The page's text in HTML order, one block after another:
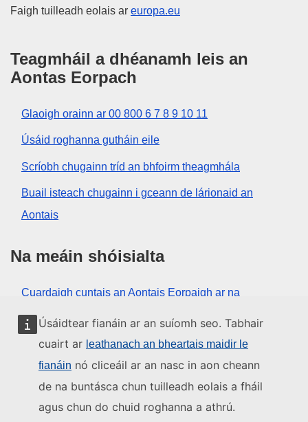
Úsáidtear fianáin ar an suíomh seo. Tabhair
cuairt ar leathanach an bheartais maidir le
fianáin nó cliceáil ar an nasc in aon cheann
de na buntásca chun tuilleadh eolais a fháil
agus chun do chuid roghanna a athrú.
Faigh tuilleadh eolais ar europa.eu
Teagmháil a dhéanamh leis an
Aontas Eorpach
Glaoigh orainn ar 00 800 6 7 8 9 10 11
Úsáid roghanna gutháin eile
Scríobh chugainn tríd an bhfoirm theagmhála
Buail isteach chugainn i gceann de lárionaid an
Aontais
Na meáin shóisialta
Cuardaigh cuntais an Aontais Eorpaigh ar na
meáin shóisialta
Institiúidí agus comhlachtaí an
Aontais Eorpaigh
Cuardaigh na hinstitiúidí agus na comhlachtaí uile